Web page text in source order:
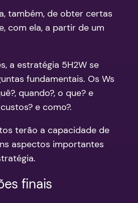
também, de obter certas
com ela, a partir de um
a estratégia 5H2W se
fundamentais. Os Ws
quando?, o que? e
e como?.
terão a capacidade de
aspectos importantes
finais